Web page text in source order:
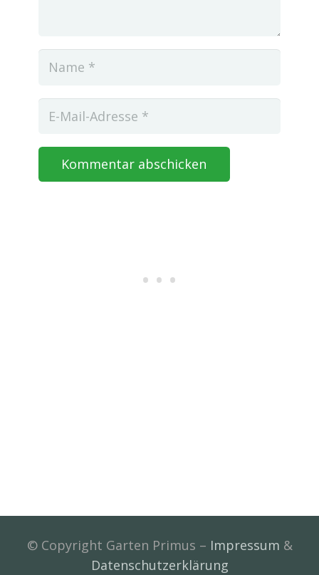
Kommentar abschicken
© Copyright Garten Primus – Impressum &
Datenschutzerklärung